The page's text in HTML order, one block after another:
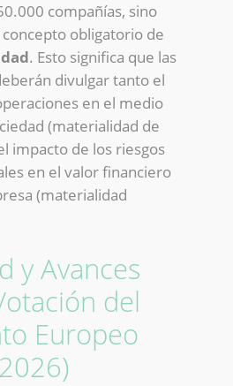
compañías, sino
obligatorio de
. Esto significa que las
divulgar tanto el
en el medio
(materialidad de
impacto de los riesgos
en el valor financiero
(materialidad
y Avances
del
Europeo